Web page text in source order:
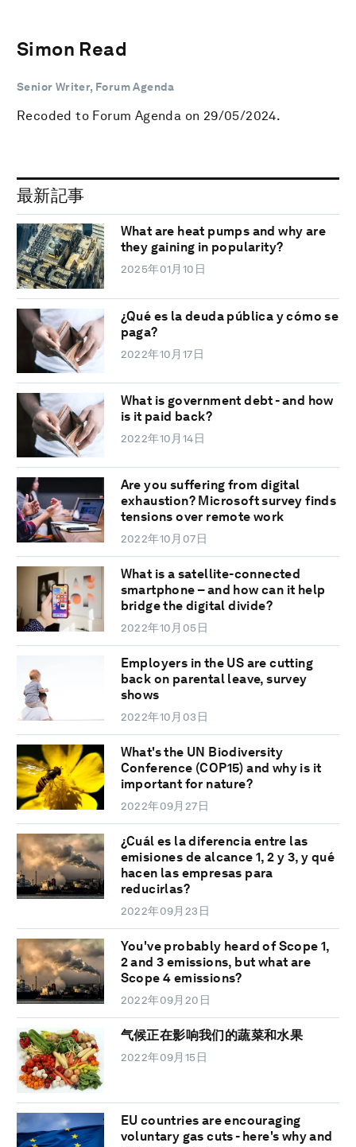
Simon Read
Senior Writer, Forum Agenda
Recoded to Forum Agenda on 29/05/2024.
最新記事
What are heat pumps and why are
they gaining in popularity?
2025年01月10日
¿Qué es la deuda pública y cómo se
paga?
2022年10月17日
What is government debt - and how
is it paid back?
2022年10月14日
Are you suffering from digital
exhaustion? Microsoft survey finds
tensions over remote work
2022年10月07日
What is a satellite-connected
smartphone – and how can it help
bridge the digital divide?
2022年10月05日
Employers in the US are cutting
back on parental leave, survey
shows
2022年10月03日
What's the UN Biodiversity
Conference (COP15) and why is it
important for nature?
2022年09月27日
¿Cuál es la diferencia entre las
emisiones de alcance 1, 2 y 3, y qué
hacen las empresas para
reducirlas?
2022年09月23日
You've probably heard of Scope 1,
2 and 3 emissions, but what are
Scope 4 emissions?
2022年09月20日
气候正在影响我们的蔬菜和水果
2022年09月15日
EU countries are encouraging
voluntary gas cuts - here's why and